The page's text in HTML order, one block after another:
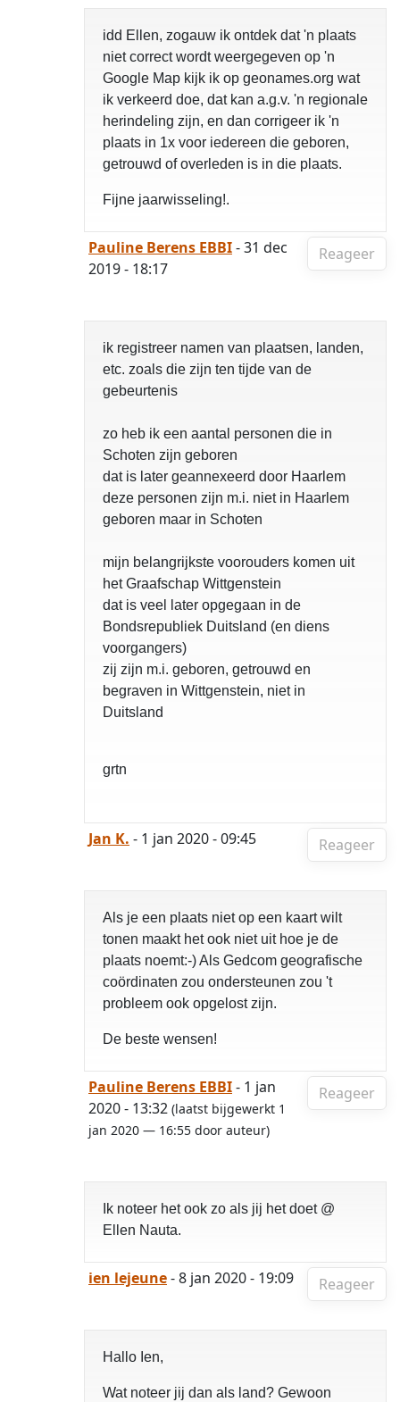
idd Ellen, zogauw ik ontdek dat 'n plaats
niet correct wordt weergegeven op 'n
Google Map kijk ik op geonames.org wat
ik verkeerd doe, dat kan a.g.v. 'n regionale
herindeling zijn, en dan corrigeer ik 'n
plaats in 1x voor iedereen die geboren,
getrouwd of overleden is in die plaats.
Fijne jaarwisseling!.
Reageer
Pauline Berens EBBI- 31 dec
2019 - 18:17
ik registreer namen van plaatsen, landen,
etc. zoals die zijn ten tijde van de
gebeurtenis
zo heb ik een aantal personen die in
Schoten zijn geboren
dat is later geannexeerd door Haarlem
deze personen zijn m.i. niet in Haarlem
geboren maar in Schoten
mijn belangrijkste voorouders komen uit
het Graafschap Wittgenstein
dat is veel later opgegaan in de
Bondsrepubliek Duitsland (en diens
voorgangers)
zij zijn m.i. geboren, getrouwd en
begraven in Wittgenstein, niet in
Duitsland
grtn
Reageer
Jan K. - 1 jan 2020 - 09:45
Als je een plaats niet op een kaart wilt
tonen maakt het ook niet uit hoe je de
plaats noemt:-) Als Gedcom geografische
coördinaten zou ondersteunen zou 't
probleem ook opgelost zijn.
De beste wensen!
Reageer
Pauline Berens EBBI- 1 jan
2020 - 13:32 (laatst bijgewerkt 1
jan 2020 — 16:55 door auteur)
Ik noteer het ook zo als jij het doet @
Ellen Nauta.
Reageer
ien lejeune- 8 jan 2020 - 19:09
Hallo Ien,
Wat noteer jij dan als land? Gewoon